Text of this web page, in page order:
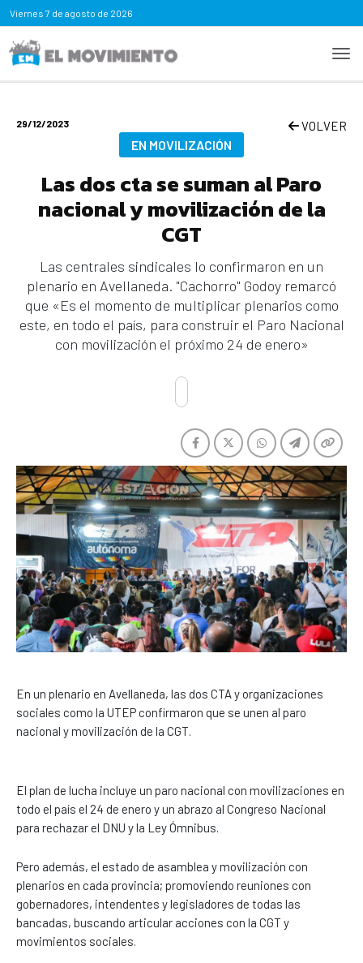
Viernes 7 de agosto de 2026
29/12/2023 VOLVER
EN MOVILIZACIÓN
Las dos cta se suman al Paro
nacional y movilización de la
CGT
Las centrales sindicales lo confirmaron en un
plenario en Avellaneda. "Cachorro" Godoy remarcó
que «Es el momento de multiplicar plenarios como
este, en todo el país, para construir el Paro Nacional
con movilización el próximo 24 de enero»
En un plenario en Avellaneda, las dos CTA y organizaciones
sociales como la UTEP confirmaron que se unen al paro
nacional y movilización de la CGT.
El plan de lucha incluye un paro nacional con movilizaciones en
todo el país el 24 de enero y un abrazo al Congreso Nacional
para rechazar el DNU y la Ley Ómnibus.
Pero además, el estado de asamblea y movilización con
plenarios en cada provincia; promoviendo reuniones con
gobernadores, intendentes y legisladores de todas las
bancadas, buscando articular acciones con la CGT y
movimientos sociales.